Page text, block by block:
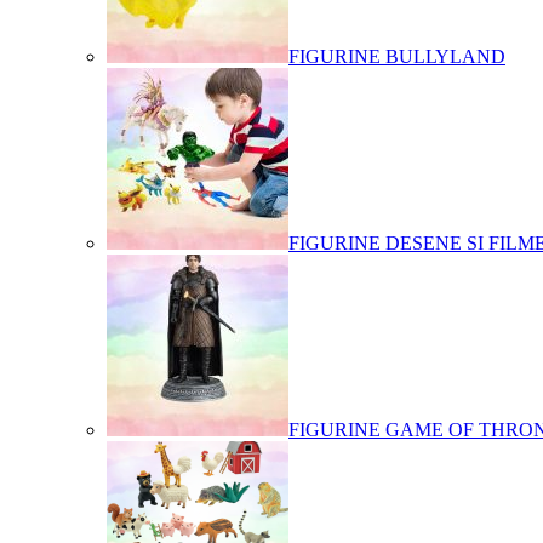
FIGURINE BULLYLAND
FIGURINE DESENE SI
FIGURINE GAME OF